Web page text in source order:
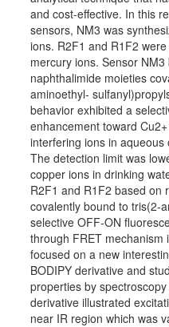
and cost-effective. In this
sensors, NM3 was
ions. R2F1 and R1F2
mercury ions. Sensor
naphthalimide moieties
aminoethyl-
behavior exhibited a
enhancement toward
interfering ions in
The detection limit was
copper ions in drinking
R2F1 and R1F2 based on
covalently bound to tris(2-
selective OFF-ON
through FRET mechanism
focused on a new
BODIPY derivative and
properties by
derivative illustrated
near IR region which was